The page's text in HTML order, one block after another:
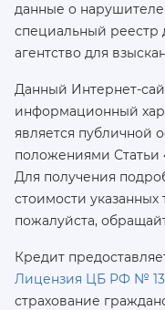
данные о
специальный реестр
агентство для
Данный Интернет-
информационный
является публичной
положениями Статьи
Для получения
стоимости указанных
пожалуйста,
Кредит
Лицензия ЦБ РФ №
страхование